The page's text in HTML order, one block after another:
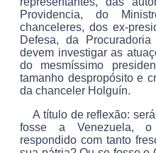
Providencia, do
chanceleres, dos ex-
Defesa, da
devem investigar as
do mesmíssimo
tamanho despropósito e
da chanceler Holguín.
A título de reflexão:
fosse a Venezuela, o
respondido com tanto